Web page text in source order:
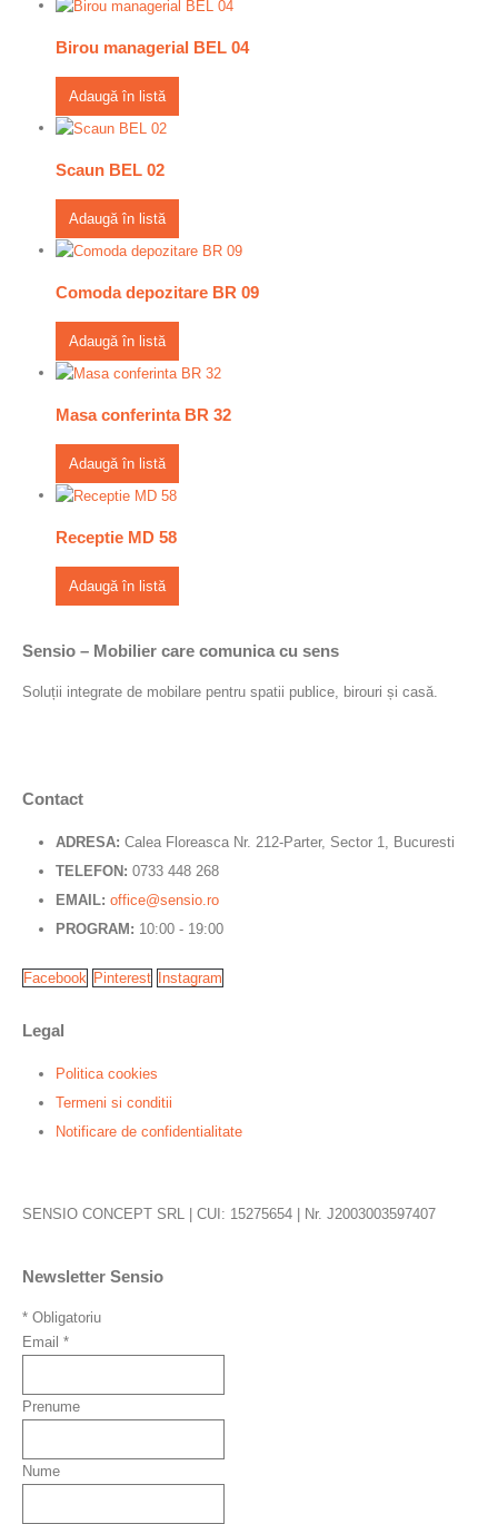
Birou managerial BEL 04
Adaugă în listă
Scaun BEL 02
Adaugă în listă
Comoda depozitare BR 09
Adaugă în listă
Masa conferinta BR 32
Adaugă în listă
Receptie MD 58
Adaugă în listă
Sensio – Mobilier care comunica cu sens
Soluții integrate de mobilare pentru spatii publice, birouri și casă.
Contact
ADRESA: Calea Floreasca Nr. 212-Parter, Sector 1, Bucuresti
TELEFON: 0733 448 268
EMAIL: office@sensio.ro
PROGRAM: 10:00 - 19:00
Facebook Pinterest Instagram
Legal
Politica cookies
Termeni si conditii
Notificare de confidentialitate
SENSIO CONCEPT SRL | CUI: 15275654 | Nr. J2003003597407
Newsletter Sensio
* Obligatoriu
Email *
Prenume
Nume